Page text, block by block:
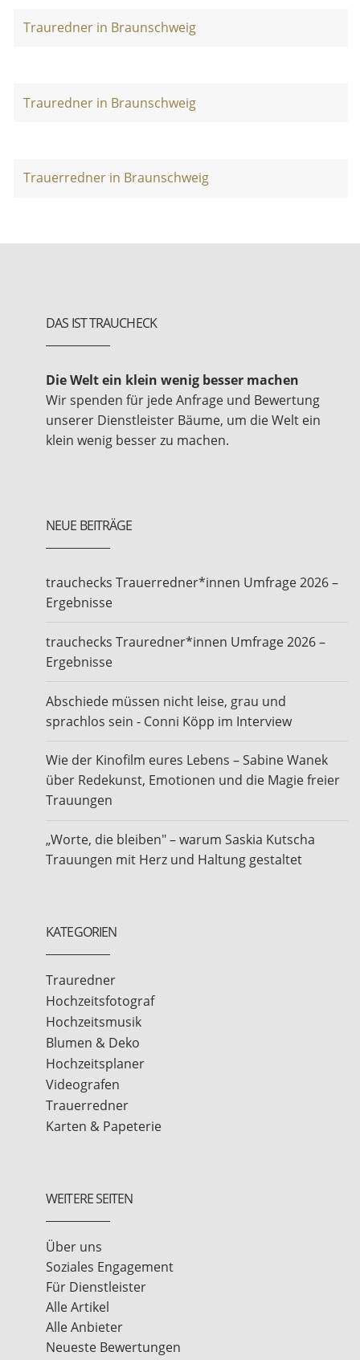
Trauredner in Braunschweig
Trauredner in Braunschweig
Trauerredner in Braunschweig
DAS IST TRAUCHECK
Die Welt ein klein wenig besser machen
Wir spenden für jede Anfrage und Bewertung
unserer Dienstleister Bäume, um die Welt ein
klein wenig besser zu machen.
NEUE BEITRÄGE
trauchecks Trauerredner*innen Umfrage 2026 –
Ergebnisse
trauchecks Trauredner*innen Umfrage 2026 –
Ergebnisse
Abschiede müssen nicht leise, grau und
sprachlos sein - Conni Köpp im Interview
Wie der Kinofilm eures Lebens – Sabine Wanek
über Redekunst, Emotionen und die Magie freier
Trauungen
„Worte, die bleiben" – warum Saskia Kutscha
Trauungen mit Herz und Haltung gestaltet
KATEGORIEN
Trauredner
Hochzeitsfotograf
Hochzeitsmusik
Blumen & Deko
Hochzeitsplaner
Videografen
Trauerredner
Karten & Papeterie
WEITERE SEITEN
Über uns
Soziales Engagement
Für Dienstleister
Alle Artikel
Alle Anbieter
Neueste Bewertungen